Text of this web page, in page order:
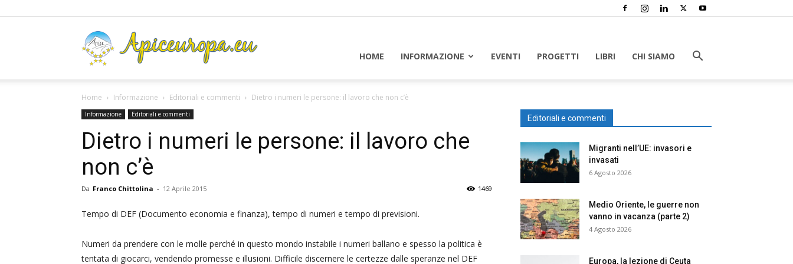
HOME INFORMAZIONE EVENTI PROGETTI LIBRI CHI SIAMO
Home Informazione Editoriali e commenti Dietro i numeri le persone: il lavoro che non c’è
Informazione Editoriali e commenti
Dietro i numeri le persone: il lavoro che
non c’è
Da Franco Chittolina - 12 Aprile 2015 1469
Tempo di DEF (Documento economia e finanza), tempo di numeri e tempo di previsioni.
Numeri da prendere con le molle perché in questo mondo instabile i numeri ballano e spesso la politica è
tentata di giocarci, vendendo promesse e illusioni. Difficile discernere le certezze dalle speranze nel DEF
Editoriali e commenti
Migranti nell’UE: invasori e
invasati
6 Agosto 2026
Medio Oriente, le guerre non
vanno in vacanza (parte 2)
4 Agosto 2026
Europa, la lezione di Ceuta